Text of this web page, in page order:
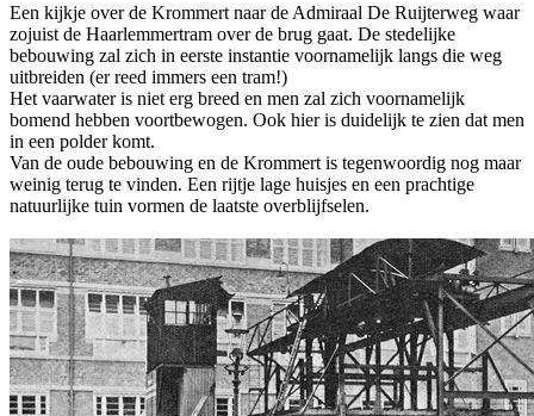
Een kijkje over de Krommert naar de Admiraal De Ruijterweg waar
zojuist de Haarlemmertram over de brug gaat. De stedelijke
bebouwing zal zich in eerste instantie voornamelijk langs die weg
uitbreiden (er reed immers een tram!)
Het vaarwater is niet erg breed en men zal zich voornamelijk
bomend hebben voortbewogen. Ook hier is duidelijk te zien dat men
in een polder komt.
Van de oude bebouwing en de Krommert is tegenwoordig nog maar
weinig terug te vinden. Een rijtje lage huisjes en een prachtige
natuurlijke tuin vormen de laatste overblijfselen.